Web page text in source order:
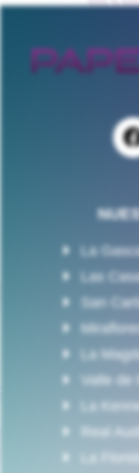
La
Las
San
La
Valle de
La
Real
La